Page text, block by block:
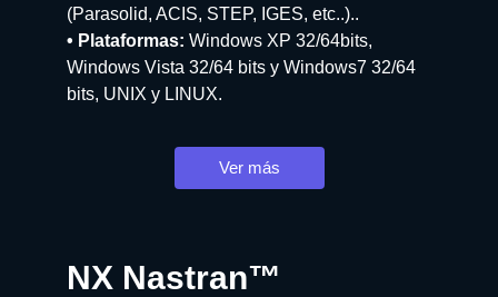
(Parasolid, ACIS, STEP, IGES, etc..)..
• Plataformas: Windows XP 32/64bits,
Windows Vista 32/64 bits y Windows7 32/64
bits, UNIX y LINUX.
Ver más
NX Nastran™